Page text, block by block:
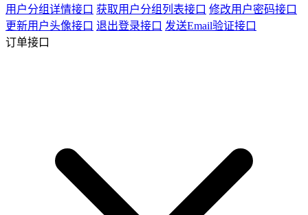
用户分组详情接口 获取用户分组列表接口 修改用户密码接口
更新用户头像接口 退出登录接口 发送Email验证接口
订单接口